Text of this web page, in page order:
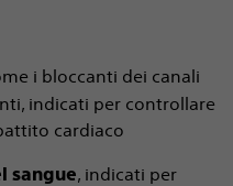
i bloccanti dei canali
indicati per controllare
cardiaco
sangue, indicati per